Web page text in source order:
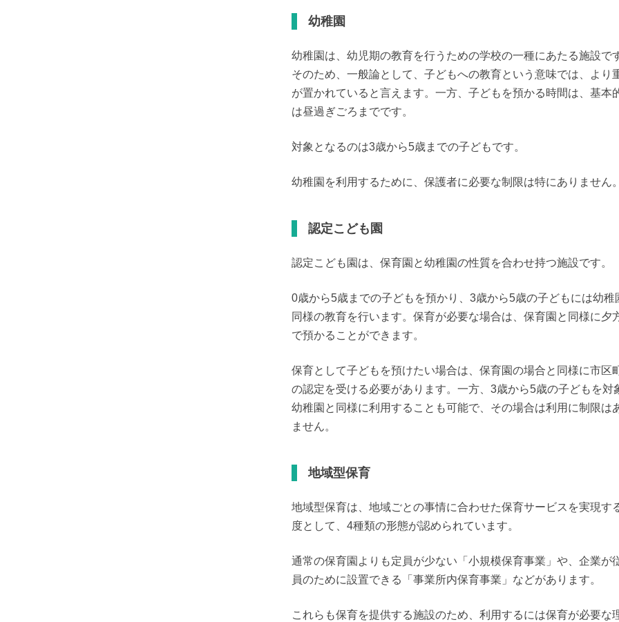
幼稚園
幼稚園は、幼児期の教育を行うための学校の一種にあたる施設で
そのため、一般論として、子どもへの教育という意味では、より
が置かれていると言えます。一方、子どもを預かる時間は、基本
は昼過ぎごろまでです。
対象となるのは3歳から5歳までの子どもです。
幼稚園を利用するために、保護者に必要な制限は特にありません。
認定こども園
認定こども園は、保育園と幼稚園の性質を合わせ持つ施設です。
0歳から5歳までの子どもを預かり、3歳から5歳の子どもには幼稚
同様の教育を行います。保育が必要な場合は、保育園と同様に夕
で預かることができます。
保育として子どもを預けたい場合は、保育園の場合と同様に市区
の認定を受ける必要があります。一方、3歳から5歳の子どもを対
幼稚園と同様に利用することも可能で、その場合は利用に制限は
ません。
地域型保育
地域型保育は、地域ごとの事情に合わせた保育サービスを実現す
度として、4種類の形態が認められています。
通常の保育園よりも定員が少ない「小規模保育事業」や、企業が
員のために設置できる「事業所内保育事業」などがあります。
これらも保育を提供する施設のため、利用するには保育が必要な